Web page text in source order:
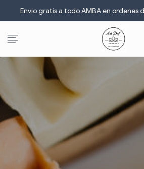
Envio gratis a todo AMBA en ordenes